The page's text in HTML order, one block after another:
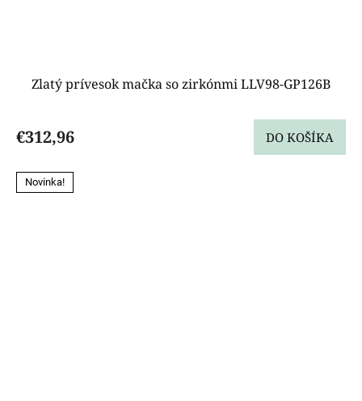
Zlatý prívesok mačka so zirkónmi LLV98-GP126B
€312,96 DO KOŠÍKA
Novinka!